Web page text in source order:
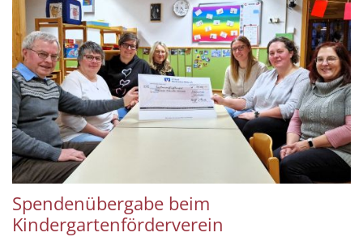
Spendenübergabe beim
Kindergartenförderverein